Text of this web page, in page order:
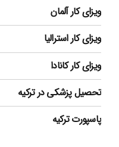
ویزای کار آلمان
ویزای کار استرالیا
ویزای کار کانادا
تحصیل پزشکی در ترکیه
پاسپورت ترکیه